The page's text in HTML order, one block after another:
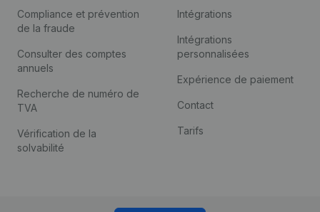
Compliance et prévention
de la fraude
Consulter des comptes
annuels
Recherche de numéro de
TVA
Vérification de la
solvabilité
Intégrations
Intégrations
personnalisées
Expérience de paiement
Contact
Tarifs